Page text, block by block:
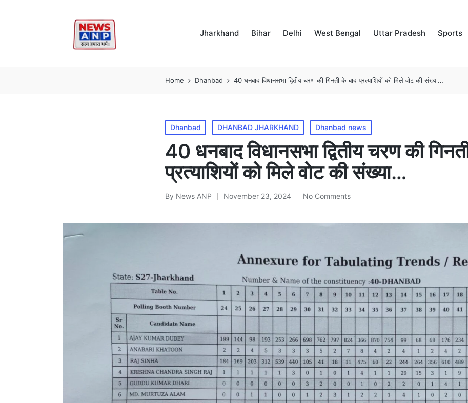
Jharkhand Bihar Delhi West Bengal Uttar Pradesh Sports
Home Dhanbad 40 धनबाद विधानसभा द्वितीय चरण की गिनती के बाद प्रत्याशियों को मिले वोट की संख्या…
Posted
in
Dhanbad DHANBAD JHARKHAND Dhanbad news
40 धनबाद विधानसभा द्वितीय चरण की
प्रत्याशियों को मिले वोट की संख्या…
Posted
By News ANP November 23, 2024 No Comments